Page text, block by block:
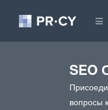
SEO
вопросы